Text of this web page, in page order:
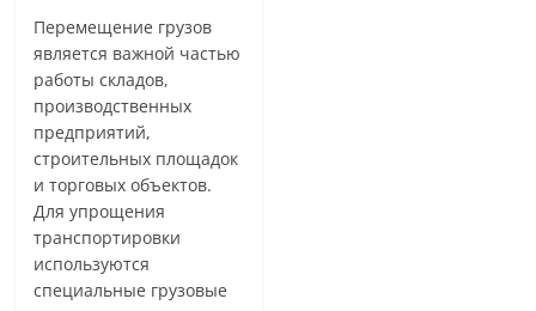
Перемещение грузов
является важной частью
работы складов,
производственных
предприятий,
строительных площадок
и торговых объектов.
Для упрощения
транспортировки
используются
специальные грузовые